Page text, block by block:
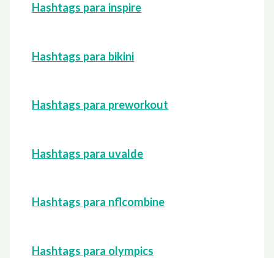
Hashtags para inspire
Hashtags para bikini
Hashtags para preworkout
Hashtags para uvalde
Hashtags para nflcombine
Hashtags para olympics